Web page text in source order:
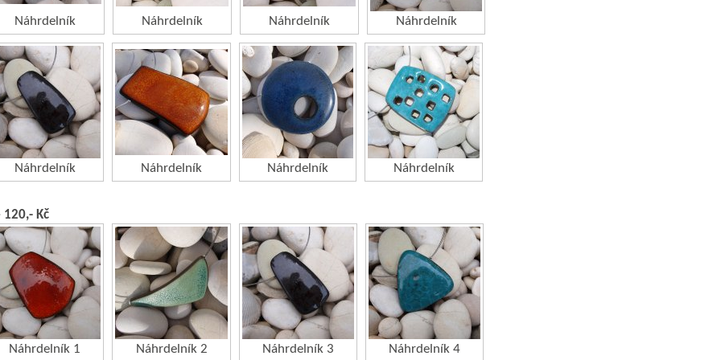
Náhrdelník Náhrdelník Náhrdelník Náhrdelník
Náhrdelník Náhrdelník Náhrdelník Náhrdelník
120,- Kč
Náhrdelník 1 Náhrdelník 2 Náhrdelník 3 Náhrdelník 4